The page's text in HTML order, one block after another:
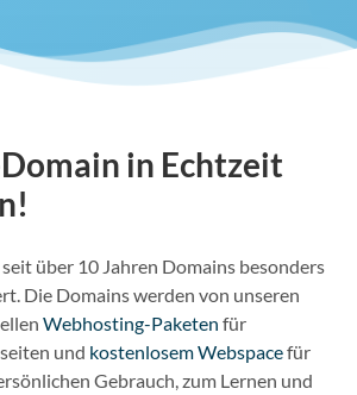
in Echtzeit
über 10 Jahren Domains besonders
Die Domains werden von unseren
Webhosting-Paketen für
und kostenlosem Webspacefür
Gebrauch, zum Lernen und